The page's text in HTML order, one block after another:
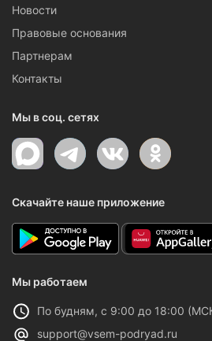
Новости
Правовые основания
Партнерам
Контакты
Мы в соц. сетях
Скачайте наше приложение
Мы работаем
По будням, с 9:00 до 18:00
support@vsem-podryad.ru